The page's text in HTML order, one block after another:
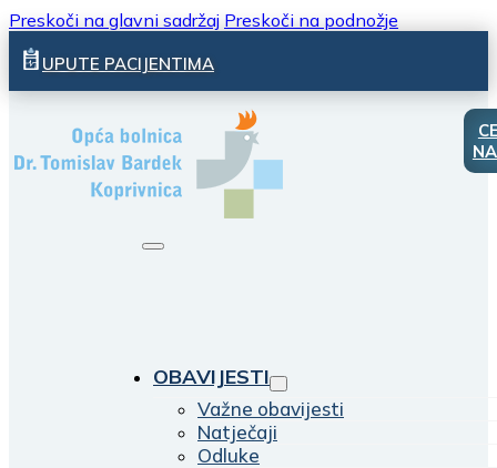
Preskoči na glavni sadržaj Preskoči na podnožje
UPUTE PACIJENTIMA
OBAVIJESTI
Važne obavijesti
Natječaji
Odluke